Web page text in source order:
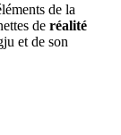
de la
de réalité
et de son